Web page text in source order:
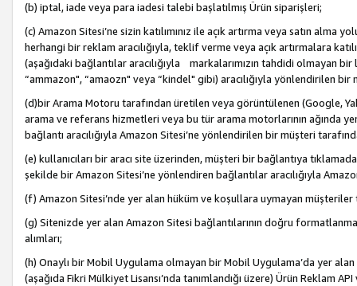
(b) iptal, iade veya para iadesi talebi başlatılmış Ürün siparişleri;
(c) Amazon Sitesi’ne sizin katılımınız ile açık artırma veya satın alma
herhangi bir reklam aracılığıyla, teklif verme veya açık artırmalara
(aşağıdaki bağlantılar aracılığıyla markalarımızın tahdidi olmayan
“ammazon", “amaozn" veya “kindel" gibi) aracılığıyla yönlendirilen
(d)bir Arama Motoru tarafından üretilen veya görüntülenen (Google,
arama ve referans hizmetleri veya bu tür arama motorlarının ağında
bağlantı aracılığıyla Amazon Sitesi’ne yönlendirilen bir müşteri
(e) kullanıcıları bir aracı site üzerinden, müşteri bir bağlantıya
şekilde bir Amazon Sitesi’ne yönlendiren bağlantılar aracılığıyla
(f) Amazon Sitesi’nde yer alan hüküm ve koşullara uymayan müşteriler
(g) Sitenizde yer alan Amazon Sitesi bağlantılarının doğru
alımları;
(h) Onaylı bir Mobil Uygulama olmayan bir Mobil Uygulama’da yer
(aşağıda Fikri Mülkiyet Lisansı’nda tanımlandığı üzere) Ürün Reklam